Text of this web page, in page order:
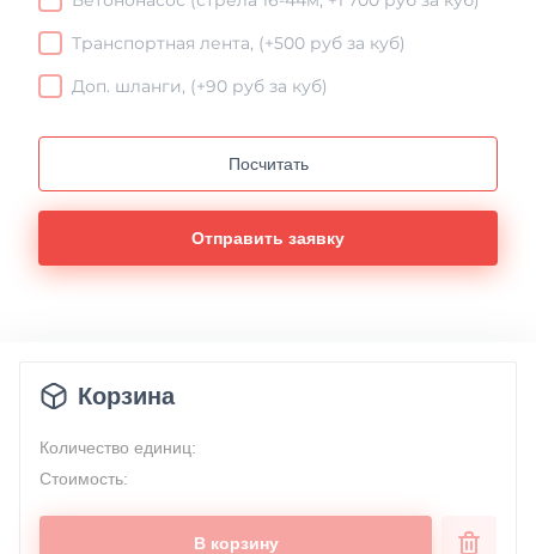
Транспортная лента, (+500 руб за куб)
Доп. шланги, (+90 руб за куб)
Посчитать
Отправить заявку
Корзина
Количество единиц:
Стоимость:
В корзину